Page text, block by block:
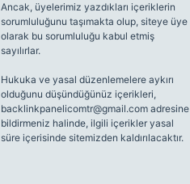
Ancak, üyelerimiz yazdıkları içeriklerin
sorumluluğunu taşımakta olup, siteye üye
olarak bu sorumluluğu kabul etmiş
sayılırlar.
Hukuka ve yasal düzenlemelere aykırı
olduğunu düşündüğünüz içerikleri,
backlinkpanelicomtr@gmail.comadresine
bildirmeniz halinde, ilgili içerikler yasal
süre içerisinde sitemizden kaldırılacaktır.